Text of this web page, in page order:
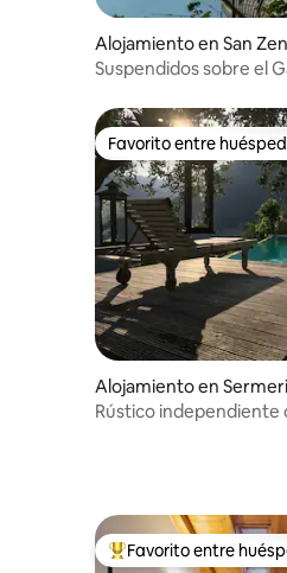
Alojamiento en San
Suspendidos sobre el
Favorito entre
Favorito entre
Alojamiento en
Rústico independiente
Favorito entre
Favorito entre